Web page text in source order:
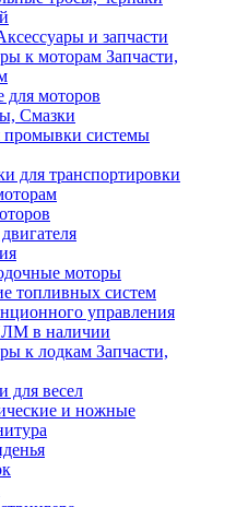
и запчасти
Запчасти,
моторов
Смазки
промывки системы
для транспортировки
моторы
топливных систем
управления
в наличии
Запчасти,
для весел
и ножные